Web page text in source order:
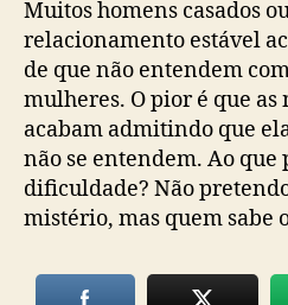
Muitos homens casados
relacionamento estável
de que não entendem
mulheres. O pior é que as
acabam admitindo que
não se entendem. Ao
dificuldade? Não
mistério, mas quem sabe